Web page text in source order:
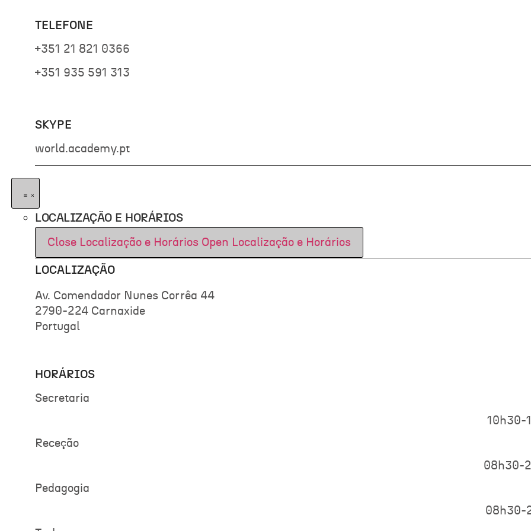
TELEFONE
+351 21 821 0366
+351 935 591 313
SKYPE
world.academy.pt
LOCALIZAÇÃO E HORÁRIOS
Close Localização e Horários Open Localização e Horários
LOCALIZAÇÃO
Av. Comendador Nunes Corrêa 44
2790-224 Carnaxide
Portugal
HORÁRIOS
Secretaria
10h30-
Receção
08h30-
Pedagogia
08h30-